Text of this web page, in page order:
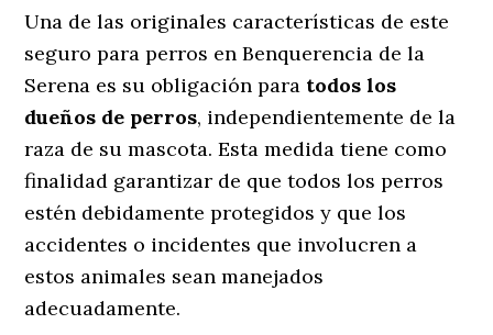
Una de las originales características de este
seguro para perros en Benquerencia de la
Serena es su obligación para todos los
dueños de perros, independientemente de la
raza de su mascota. Esta medida tiene como
finalidad garantizar de que todos los perros
estén debidamente protegidos y que los
accidentes o incidentes que involucren a
estos animales sean manejados
adecuadamente.